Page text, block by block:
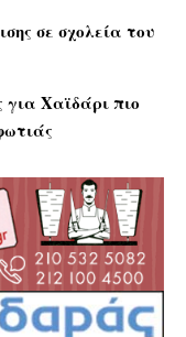
σε σχολεία του
Χαϊδάρι πιο